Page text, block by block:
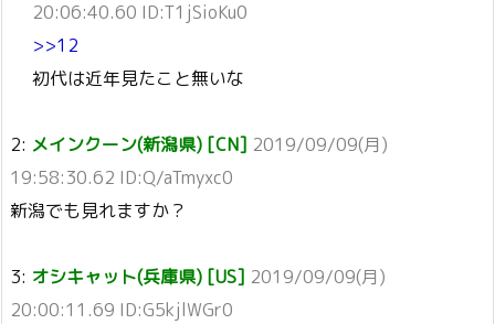
20:06:40.60 ID:T1jSioKu0
>>12
初代は近年見たこと無いな
2: メインクーン(新潟県) [CN] 2019/09/09(月)
19:58:30.62 ID:Q/aTmyxc0
新潟でも見れますか？
3: オシキャット(兵庫県) [US] 2019/09/09(月)
20:00:11.69 ID:G5kjlWGr0